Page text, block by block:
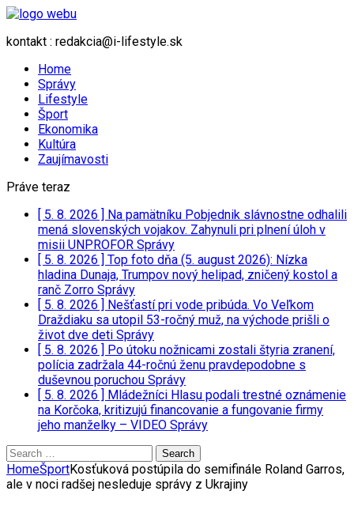
kontakt : redakcia@i-lifestyle.sk
Home
Správy
Lifestyle
Šport
Ekonomika
Kultúra
Zaujímavosti
Práve teraz
[ 5. 8. 2026 ] Na pamätníku Pobjednik slávnostne odhalili
mená slovenských vojakov. Zahynuli pri plnení úloh v
misii UNPROFOR Správy
[ 5. 8. 2026 ] Top foto dňa (5. august 2026): Nízka
hladina Dunaja, Trumpov nový helipad, zničený kostol a
ranč Zorro Správy
[ 5. 8. 2026 ] Nešťastí pri vode pribúda. Vo Veľkom
Draždiaku sa utopil 53-ročný muž, na východe prišli o
život dve deti Správy
[ 5. 8. 2026 ] Po útoku nožnicami zostali štyria zranení,
polícia zadržala 44-ročnú ženu pravdepodobne s
duševnou poruchou Správy
[ 5. 8. 2026 ] Mládežníci Hlasu podali trestné oznámenie
na Korčoka, kritizujú financovanie a fungovanie firmy
jeho manželky – VIDEO Správy
Search
for:
HomeŠportKosťuková postúpila do semifinále Roland Garros,
ale v noci radšej nesleduje správy z Ukrajiny